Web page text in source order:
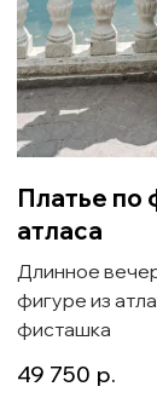
Платье по
атласа
Длинное
фигуре из
фисташка
49 750 р.